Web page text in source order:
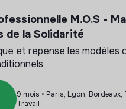
M.O.S -
de la Solidarité
et repense les modèles
9 mois • Paris, Lyon, Bordeaux,
Travail